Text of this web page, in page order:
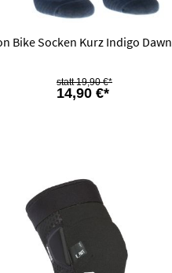
Bike Socken Kurz Indigo Dawn
14,90 €*
19,90 €*